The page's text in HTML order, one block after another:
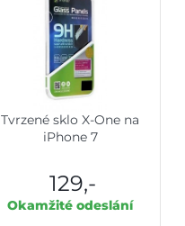
Tvrzené sklo X-One na
iPhone 7
129,-
Okamžité odeslání